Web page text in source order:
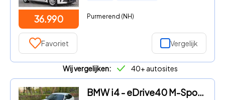
36.990 Purmerend (NH)
Favoriet Vergelijk
Wij vergelijken: 40+ autosites
BMW i4 - eDrive40 M-Sport 84KWH SOH 91, 6% Headup/Ful LED/Garantie